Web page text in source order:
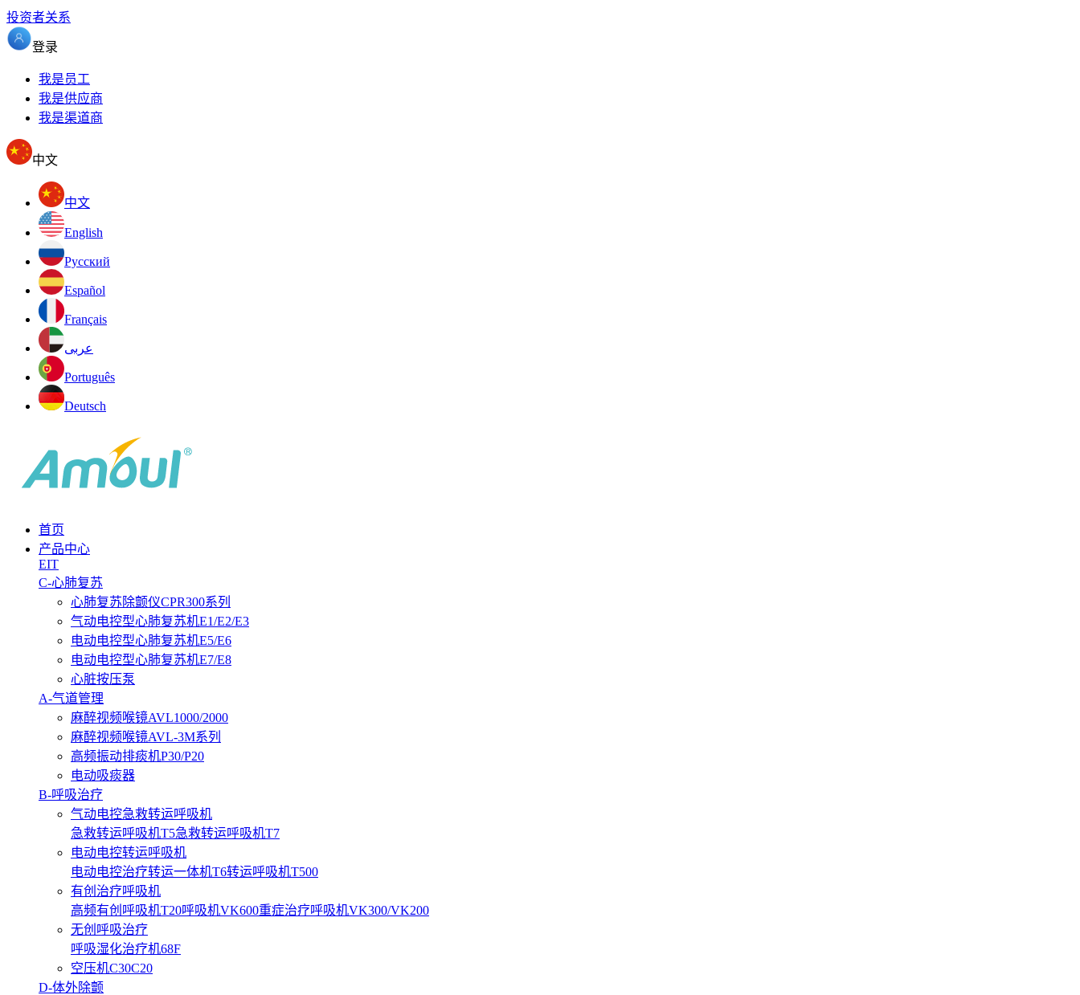
投资者关系
登录
我是员工
我是供应商
我是渠道商
中文
中文
English
Pусский
Español
Français
عربى
Português
Deutsch
首页
产品中心
EIT
C-心肺复苏
心肺复苏除颤仪CPR300系列
气动电控型心肺复苏机E1/E2/E3
电动电控型心肺复苏机E5/E6
电动电控型心肺复苏机E7/E8
心脏按压泵
A-气道管理
麻醉视频喉镜AVL1000/2000
麻醉视频喉镜AVL-3M系列
高频振动排痰机P30/P20
电动吸痰器
B-呼吸治疗
气动电控急救转运呼吸机
急救转运呼吸机T5急救转运呼吸机T7
电动电控转运呼吸机
电动电控治疗转运一体机T6转运呼吸机T500
有创治疗呼吸机
高频有创呼吸机T20呼吸机VK600重症治疗呼吸机VK300/VK200
无创呼吸治疗
呼吸湿化治疗机68F
空压机C30C20
D-体外除颤